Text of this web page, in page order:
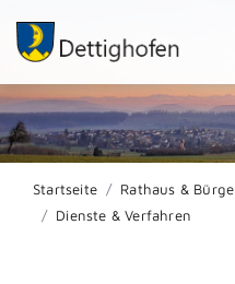
Startseite Rathaus &
Dienste & Verfahren